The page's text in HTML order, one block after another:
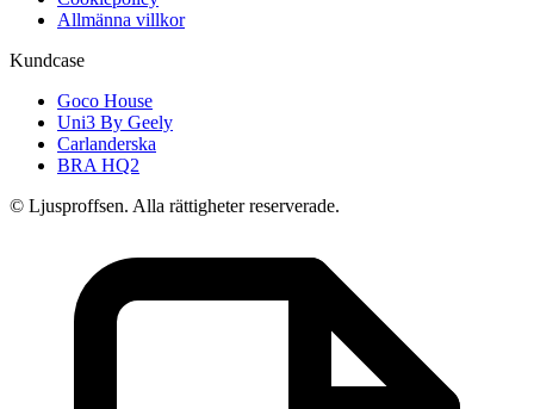
Allmänna villkor
Kundcase
Goco House
Uni3 By Geely
Carlanderska
BRA HQ2
© Ljusproffsen. Alla rättigheter reserverade.